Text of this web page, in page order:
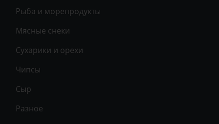
Рыба и морепродукты
Мясные снеки
Сухарики и орехи
Чипсы
Сыр
Разное